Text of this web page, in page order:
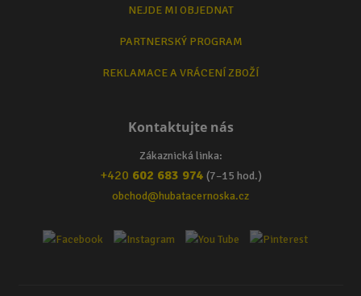
NEJDE MI OBJEDNAT
PARTNERSKÝ PROGRAM
REKLAMACE A VRÁCENÍ ZBOŽÍ
Kontaktujte nás
Zákaznická linka:
+420 602 683 974 (7–15 hod.)
obchod@hubatacernoska.cz